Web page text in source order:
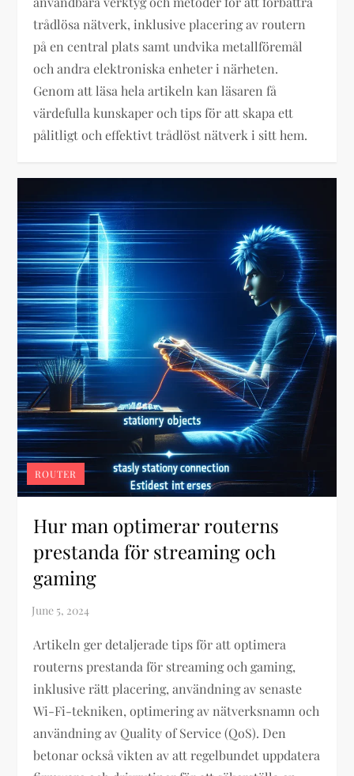
trådlösa nätverk, inklusive placering av routern
på en central plats samt undvika metallföremål
och andra elektroniska enheter i närheten.
Genom att läsa hela artikeln kan läsaren få
värdefulla kunskaper och tips för att skapa ett
pålitligt och effektivt trådlöst nätverk i sitt hem.
ROUTER
Hur man optimerar routerns
prestanda för streaming och
gaming
Artikeln ger detaljerade tips för att optimera
routerns prestanda för streaming och gaming,
inklusive rätt placering, användning av senaste
Wi-Fi-tekniken, optimering av nätverksnamn och
användning av Quality of Service (QoS). Den
betonar också vikten av att regelbundet uppdatera